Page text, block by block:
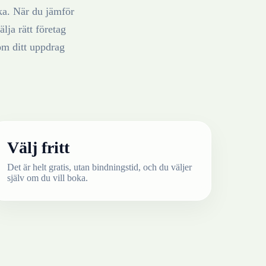
. När du jämför
rätt företag
ditt uppdrag
Välj fritt
Det är helt gratis, utan bindningstid, och du väljer
själv om du vill boka.